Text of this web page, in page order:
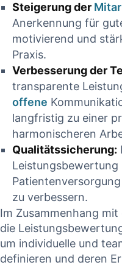
Steigerung⁢ der⁤
Anerkennung für
motivierend und⁤
Praxis.
Verbesserung der​
transparente
offene
langfristig zu einer
harmonischeren
Qualitätssicherung:
zu verbessern.
Im Zusammenhang
die
um‍ individuelle​ und
definieren und deren​